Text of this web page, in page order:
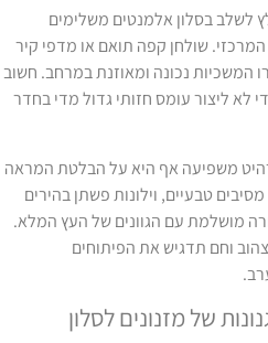
לשלב בסלון אלמנטים משלימים
שולחן קפה תואם או מדפי קיר
נכונה ומאוזנת במרחב. חשוב
ליצור עומס חזותי גדול מדי בחדר
משפיעה אף היא על הבלטת המראה
טבעיים, וילונות פשתן בהירים
מושלמת עם הגוונים של העץ המלא.
וחם תדגיש את הפיתוחים
של מזנונים לסלון